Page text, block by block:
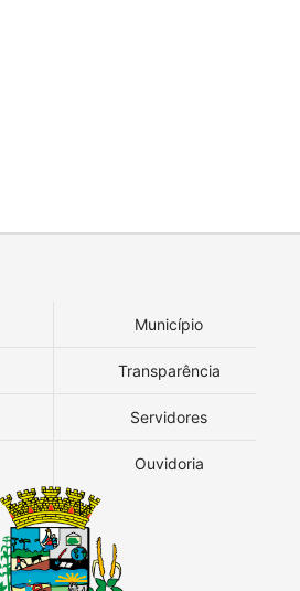
Município
Transparência
Servidores
Ouvidoria